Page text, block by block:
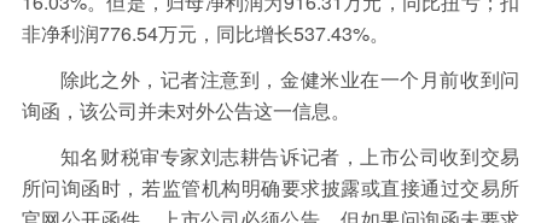
非净利润776.54万元，同比增长537.43%。
除此之外，记者注意到，金健米业在一个月前收到问
询函，该公司并未对外公告这一信息。
知名财税审专家刘志耕告诉记者，上市公司收到交易
所问询函时，‌若监管机构明确要求披露或直接通过交易所